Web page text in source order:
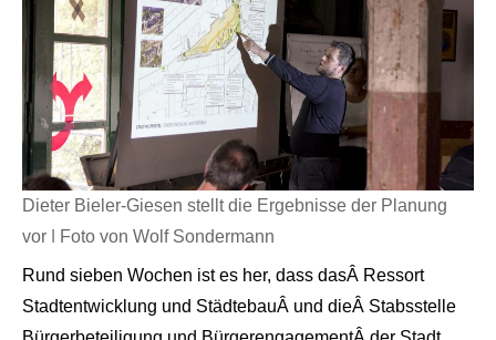
Dieter Bieler-Giesen stellt die Ergebnisse der Planung
vor | Foto von Wolf Sondermann
Rund sieben Wochen ist es her, dass dasÂ Ressort
Stadtentwicklung und StädtebauÂ und dieÂ Stabsstelle